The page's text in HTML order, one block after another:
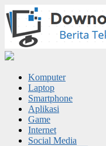
Komputer
Laptop
Smartphone
Aplikasi
Game
Internet
Social Media